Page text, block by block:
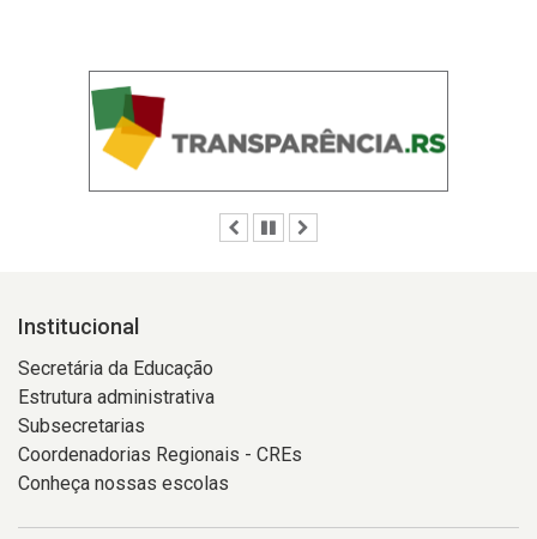
AnteriorPausar
Institucional
Secretária da Educação
Estrutura administrativa
Subsecretarias
Coordenadorias Regionais - CREs
Conheça nossas escolas